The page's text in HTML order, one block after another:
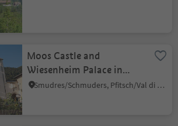
Moos Castle and
Wiesenheim Palace in
Wiesen
Smudres/Schmuders, Pfitsch/Val di Vizze, Sterzing/Vipiteno and environs